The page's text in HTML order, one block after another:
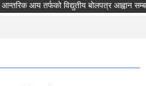
आय तर्फको विद्युतीय बोलपत्र आह्वान